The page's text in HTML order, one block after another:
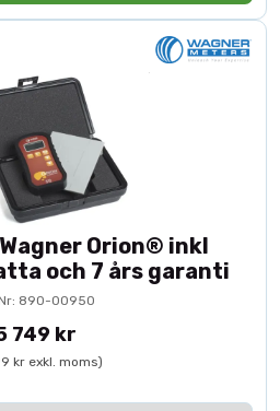
Orion® inkl
och 7 års garanti
890-00950
749 kr
kr exkl. moms)